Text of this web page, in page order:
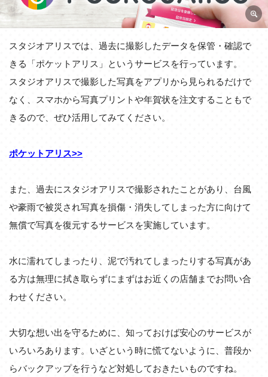
スタジオアリスでは、過去に撮影したデータを保管・確認で
きる「ポケットアリス」というサービスを行っています。
スタジオアリスで撮影した写真をアプリから見られるだけで
なく、スマホから写真プリントや年賀状を注文することもで
きるので、ぜひ活用してみてください。
ポケットアリス>>
また、過去にスタジオアリスで撮影されたことがあり、台風
や豪雨で被災され写真を損傷・消失してしまった方に向けて
無償で写真を復元するサービスを実施しています。
水に濡れてしまったり、泥で汚れてしまったりする写真があ
る方は無理に拭き取らずにまずはお近くの店舗までお問い合
わせください。
大切な想い出を守るために、知っておけば安心のサービスが
いろいろあります。いざという時に慌てないように、普段か
らバックアップを行うなど対処しておきたいものですね。